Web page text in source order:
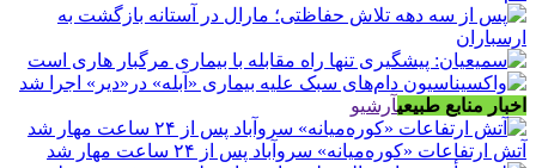
اخبار منابع طبیعیآرشیو
آتش ارتفاعات «کوره‌میانه» سروآباد پس از ۲۴ ساعت مهار شد